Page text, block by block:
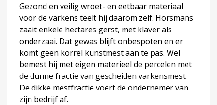
Gezond en veilig wroet- en eetbaar materiaal
voor de varkens teelt hij daarom zelf. Horsmans
zaait enkele hectares gerst, met klaver als
onderzaai. Dat gewas blijft onbespoten en er
komt geen korrel kunstmest aan te pas. Wel
bemest hij met eigen materieel de percelen met
de dunne fractie van gescheiden varkensmest.
De dikke mestfractie voert de ondernemer van
zijn bedrijf af.